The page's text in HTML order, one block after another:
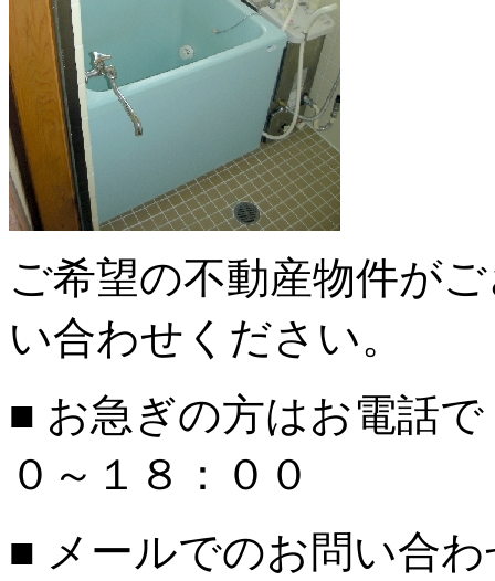
ご希望の不動産物件が
い合わせください。
■ お急ぎの方はお電話
０～１８：００
■ メールでのお問い合